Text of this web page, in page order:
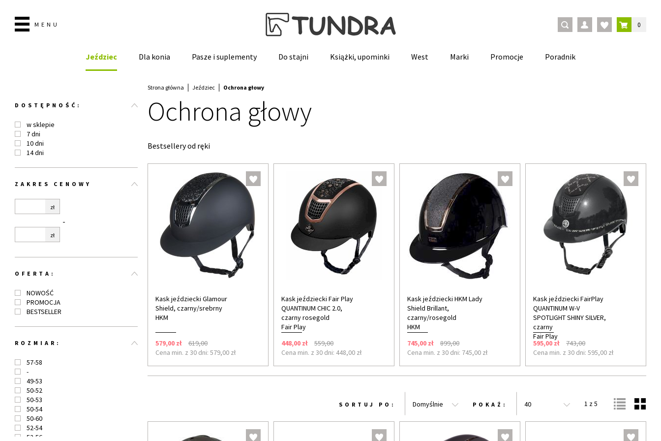
MENU 0
Jeździec Dla konia Pasze i suplementy Do stajni Książki, upominki West Marki Promocje Poradnik
Strona główna Jeździec Ochrona głowy
DOSTĘPNOŚĆ:
w sklepie
7 dni
10 dni
14 dni
ZAKRES CENOWY
-
OFERTA:
NOWOŚĆ
PROMOCJA
BESTSELLER
ROZMIAR:
57-58
-
49-53
50-52
50-53
50-54
50-60
52-54
52-56
Ochrona głowy
Bestsellery od ręki
Kask jeździecki Glamour
Shield, czarny/srebrny
HKM
579,00 zł
619,00
Cena min. z 30 dni: 579,00 zł
Kask jeździecki Fair Play
QUANTINUM CHIC 2.0,
czarny rosegold
Fair Play
448,00 zł
559,00
Cena min. z 30 dni: 448,00 zł
Kask jeździecki HKM Lady
Shield Brillant,
czarny/rosegold
HKM
745,00 zł
899,00
Cena min. z 30 dni: 745,00 zł
Kask jeździecki FairPlay
QUANTINUM W-V
SPOTLIGHT SHINY SILVER,
czarny
Fair Play
595,00 zł
743,00
Cena min. z 30 dni: 595,00 zł
SORTUJ PO: Domyślnie POKAŻ: 40 1 z 5